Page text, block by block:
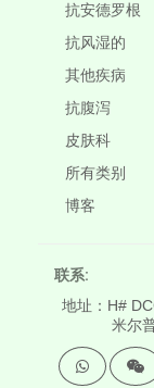
抗安德罗根
抗风湿的
其他疾病
抗腹泻
皮肤科
所有类别
博客
联系:
地址：H#
米尔